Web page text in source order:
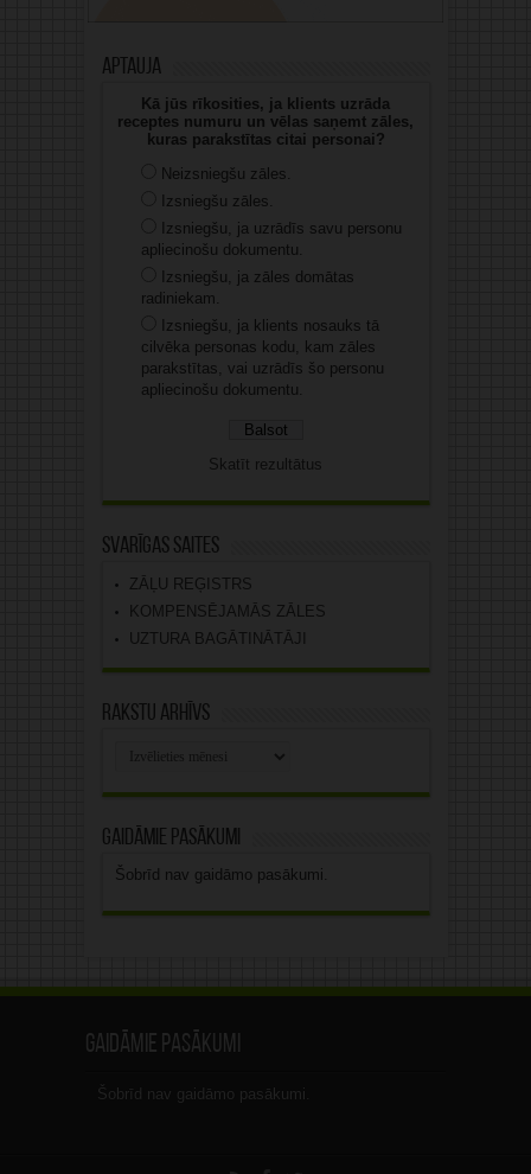
Aptauja
Kā jūs rīkosities, ja klients uzrāda
receptes numuru un vēlas saņemt zāles,
kuras parakstītas citai personai?
Neizsniegšu zāles.
Izsniegšu zāles.
Izsniegšu, ja uzrādīs savu personu
apliecinošu dokumentu.
Izsniegšu, ja zāles domātas
radiniekam.
Izsniegšu, ja klients nosauks tā
cilvēka personas kodu, kam zāles
parakstītas, vai uzrādīs šo personu
apliecinošu dokumentu.
Skatīt rezultātus
Svarīgas saites
ZĀĻU REĢISTRS
KOMPENSĒJAMĀS ZĀLES
UZTURA BAGĀTINĀTĀJI
Rakstu arhīvs
Gaidāmie pasākumi
Šobrīd nav gaidāmo pasākumi.
Gaidāmie pasākumi
Šobrīd nav gaidāmo pasākumi.